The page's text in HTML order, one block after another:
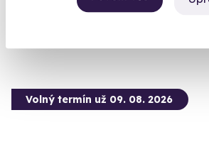
Volný termín už 09. 08. 2026